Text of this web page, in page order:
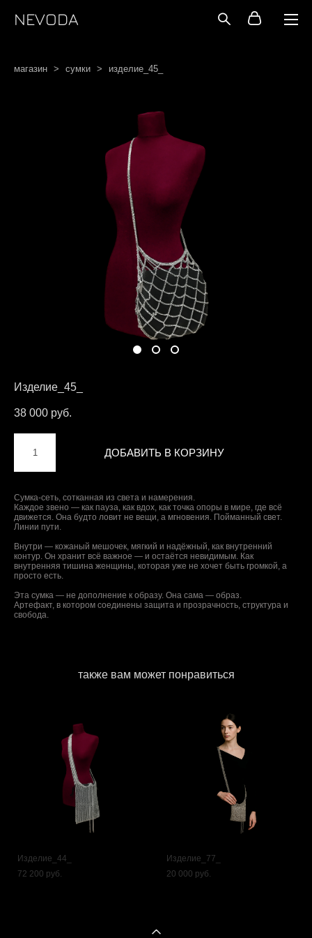
NEVODA
магазин > сумки > изделие_45_
Изделие_45_
38 000 pуб.
ДОБАВИТЬ В КОРЗИНУ
Сумка-сеть, сотканная из света и намерения.
Каждое звено — как пауза, как вдох, как точка опоры в мире, где всё
движется. Она будто ловит не вещи, а мгновения. Пойманный свет.
Линии пути.
Внутри — кожаный мешочек, мягкий и надёжный, как внутренний
контур. Он хранит всё важное — и остаётся невидимым. Как
внутренняя тишина женщины, которая уже не хочет быть громкой, а
просто есть.
Эта сумка — не дополнение к образу. Она сама — образ.
Артефакт, в котором соединены защита и прозрачность, структура и
свобода.
также вам может понравиться
Изделие_44_
72 200 pуб.
Изделие_77_
20 000 pуб.